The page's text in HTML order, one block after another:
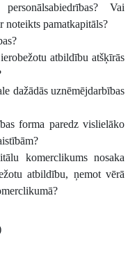
Vai
noteikts pamatkapitāls?
atbildību atšķīrās
dažādās uznēmējdarbības
forma paredz vislielāko
komerclikums nosaka
atbildību, ņemot vērā